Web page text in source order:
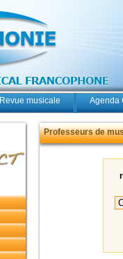
Revue musicale Agenda
Professeurs de